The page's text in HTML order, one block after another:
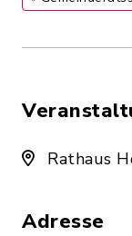
Rathaus
Adresse